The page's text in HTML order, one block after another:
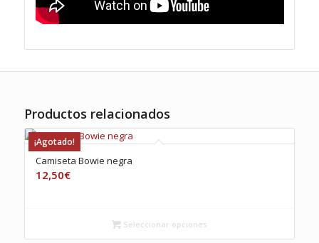
Productos relacionados
¡Agotado!
Camiseta Bowie negra
12,50€
Seleccionar opciones